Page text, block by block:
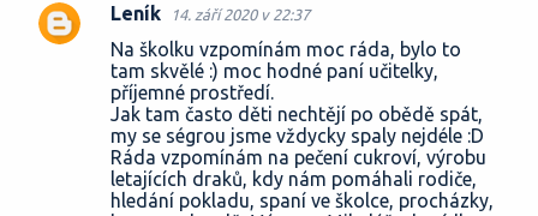
K
Leník 14. září 2020 v 22:37
Na školku vzpomínám moc ráda, bylo to
tam skvělé :) moc hodné paní učitelky,
příjemné prostředí.
Jak tam často děti nechtějí po obědě spát,
my se ségrou jsme vždycky spaly nejdéle :D
Ráda vzpomínám na pečení cukroví, výrobu
letajících draků, kdy nám pomáhali rodiče,
hledání pokladu, spaní ve školce, procházky,